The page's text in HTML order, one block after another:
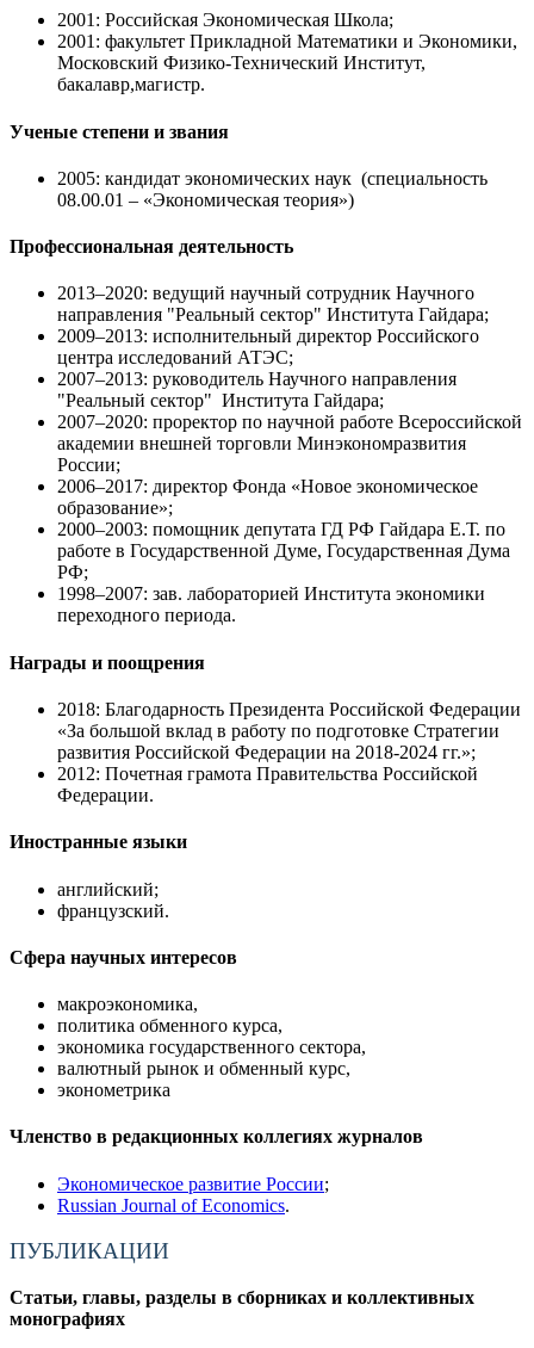
2001: Российская Экономическая Школа;
2001: факультет Прикладной Математики и Экономики,
Московский Физико-Технический Институт,
бакалавр,магистр.
Ученые степени и звания
2005: кандидат экономических наук (специальность
08.00.01 – «Экономическая теория»)
Профессиональная деятельность
2013–2020: ведущий научный сотрудник Научного
направления "Реальный сектор" Института Гайдара;
2009–2013: исполнительный директор Российского
центра исследований АТЭС;
2007–2013: руководитель Научного направления
"Реальный сектор" Института Гайдара;
2007–2020: проректор по научной работе Всероссийской
академии внешней торговли Минэкономразвития
России;
2006–2017: директор Фонда «Новое экономическое
образование»;
2000–2003: помощник депутата ГД РФ Гайдара Е.Т. по
работе в Государственной Думе, Государственная Дума
РФ;
1998–2007: зав. лабораторией Института экономики
переходного периода.
Награды и поощрения
2018: Благодарность Президента Российской Федерации
«За большой вклад в работу по подготовке Стратегии
развития Российской Федерации на 2018-2024 гг.»;
2012: Почетная грамота Правительства Российской
Федерации.
Иностранные языки
английский;
французский.
Сфера научных интересов
макроэкономика,
политика обменного курса,
экономика государственного сектора,
валютный рынок и обменный курс,
эконометрика
Членство в редакционных коллегиях журналов
Экономическое развитие России;
Russian Journal of Economics.
ПУБЛИКАЦИИ
Статьи, главы, разделы в сборниках и коллективных
монографиях